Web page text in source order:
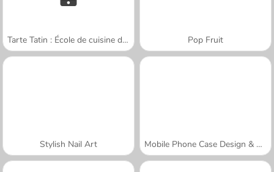
Tarte Tatin : École de cuisine de Sara Pop Fruit
Stylish Nail Art Mobile Phone Case Design & DIY